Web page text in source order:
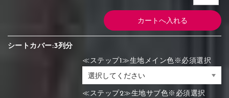
シートカバー:3列分
≪ステップ1≫生地メイン色※必須選択
≪ステップ2≫生地サブ色※必須選択